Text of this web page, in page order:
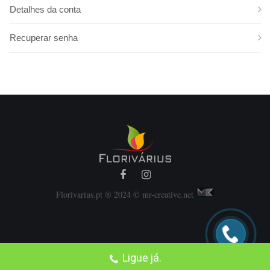
Paeonia
Papaver
Physalis
Skimmia
Detalhes da conta
Recuperar senha
Florivarius.pt ® 2024 © mr-creative.net
Ligue já.